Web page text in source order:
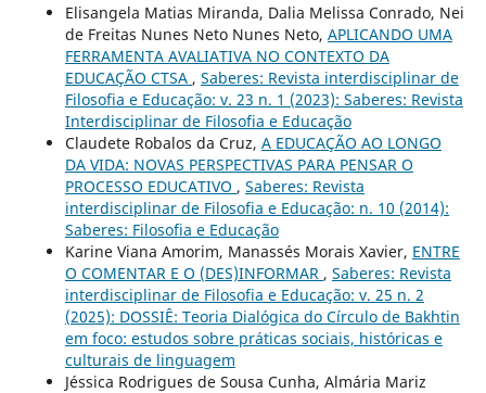
Elisangela Matias Miranda, Dalia Melissa Conrado, Nei
de Freitas Nunes Neto Nunes Neto, APLICANDO UMA
FERRAMENTA AVALIATIVA NO CONTEXTO DA
EDUCAÇÃO CTSA , Saberes: Revista interdisciplinar de
Filosofia e Educação: v. 23 n. 1 (2023): Saberes: Revista
Interdisciplinar de Filosofia e Educação
Claudete Robalos da Cruz, A EDUCAÇÃO AO LONGO
DA VIDA: NOVAS PERSPECTIVAS PARA PENSAR O
PROCESSO EDUCATIVO , Saberes: Revista
interdisciplinar de Filosofia e Educação: n. 10 (2014):
Saberes: Filosofia e Educação
Karine Viana Amorim, Manassés Morais Xavier, ENTRE
O COMENTAR E O (DES)INFORMAR , Saberes: Revista
interdisciplinar de Filosofia e Educação: v. 25 n. 2
(2025): DOSSIÊ: Teoria Dialógica do Círculo de Bakhtin
em foco: estudos sobre práticas sociais, históricas e
culturais de linguagem
Jéssica Rodrigues de Sousa Cunha, Almária Mariz